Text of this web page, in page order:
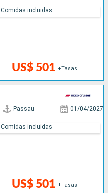
US$ 501 +Tasas
Comidas incluidas
Passau 01/04/2027
US$ 501 +Tasas
Comidas incluidas